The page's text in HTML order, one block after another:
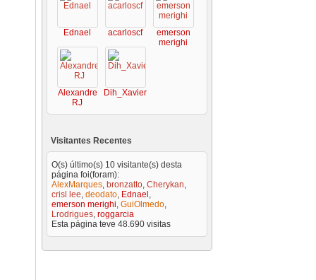
Ednael acarloscf
emerson
merighi
Alexandre
RJ
Dih_Xavier
Visitantes Recentes
O(s) último(s) 10 visitante(s) desta
página foi(foram):
AlexMarques, bronzatto, Cherykan,
crisl lee, deodato, Ednael ,
emerson merighi, GuiOlmedo,
Lrodrigues, roggarcia
Esta página teve 48.690 visitas